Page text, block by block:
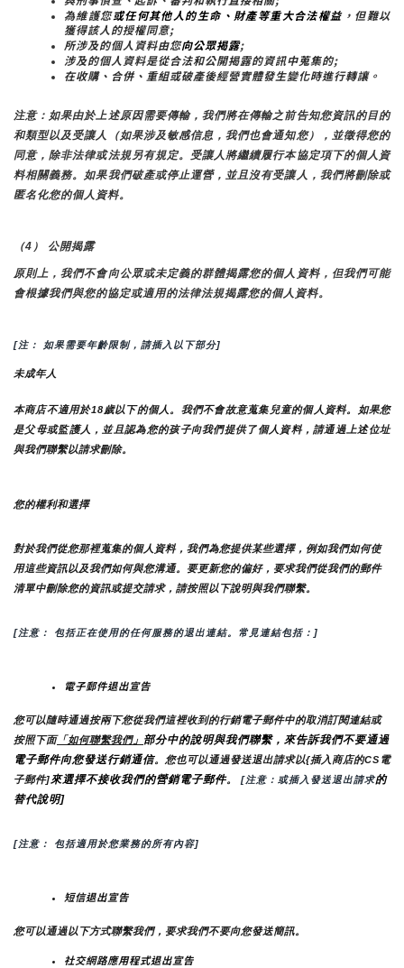
為維護您或任何其他人的生命、財產等重大合法權益，但難以
獲得該人的授權同意;
所涉及的個人資料由您向公眾揭露;
涉及的個人資料是從合法和公開揭露的資訊中蒐集的;
在收購、合併、重組或破產後經營實體發生變化時進行轉讓。
注意：如果由於上述原因需要傳輸，我們將在傳輸之前告知您資訊的目的
和類型以及受讓人（如果涉及敏感信息，我們也會通知您），並徵得您的
同意，除非法律或法規另有規定。受讓人將繼續履行本協定項下的個人資
料相關義務。如果我們破產或停止運營，並且沒有受讓人，我們將刪除或
匿名化您的個人資料。
（4） 公開揭露
原則上，我們不會向公眾或未定義的群體揭露您的個人資料，但我們可能
會根據我們與您的協定或適用的法律法規揭露您的個人資料。
[注： 如果需要年齡限制，請插入以下部分]
未成年人
本商店不適用於18歲以下的個人。我們不會故意蒐集兒童的個人資料。如果您
是父母或監護人，並且認為您的孩子向我們提供了個人資料，請通過上述位址
與我們聯繫以請求刪除。
您的權利和選擇
對於我們從您那裡蒐集的個人資料，我們為您提供某些選擇，例如我們如何使
用這些資訊以及我們如何與您溝通。要更新您的偏好，要求我們從我們的郵件
清單中刪除您的資訊或提交請求，請按照以下說明與我們聯繫。
[注意： 包括正在使用的任何服務的退出連結。常見連結包括：]
電子郵件退出宣告
您可以隨時通過按兩下您從我們這裡收到的行銷電子郵件中的取消訂閱連結或
按照下面「如何聯繫我們」 部分中的說明與我們聯繫，來告訴我們不要通過
電子郵件向您發送行銷通信。您也可以通過發送退出請求以{插入商店的CS電
子郵件]來選擇不接收我們的營銷電子郵件。 [注意：或插入發送退出請求的
替代說明]
[注意： 包括適用於您業務的所有內容]
短信退出宣告
您可以通過以下方式聯繫我們，要求我們不要向您發送簡訊。
社交網路應用程式退出宣告